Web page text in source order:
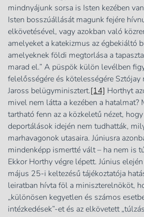
mindnyájunk sorsa is Isten kezében
Isten bosszúállását magunk fejére
elkövetésével, vagy azokban való
amelyeket a katekizmus az égbekiáltó
amelyeknek földi megtorlása a
marad el.” A püspök külön levélben
felelősségére és kötelességére
Jaross belügyminisztert.[14] Horthyt
mivel nem látta a kezében a hatalmat?
tartható fenn az a közkeletű nézet,
deportálások idején nem tudhatták,
marhavagonok utasaira. Júniusra
mindenképp ismertté vált – ha nem is
Ekkor Horthy végre lépett. Június
május 25-i keltezésű tájékoztatója
leiratban hívta föl a miniszterelnököt,
„különösen kegyetlen és számos
intézkedések”-et és az elkövetett